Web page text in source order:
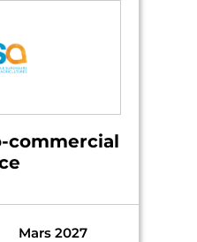
commercial
Mars 2027